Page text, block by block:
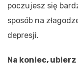
poczujesz się
sposób na
depresji.
Na koniec,